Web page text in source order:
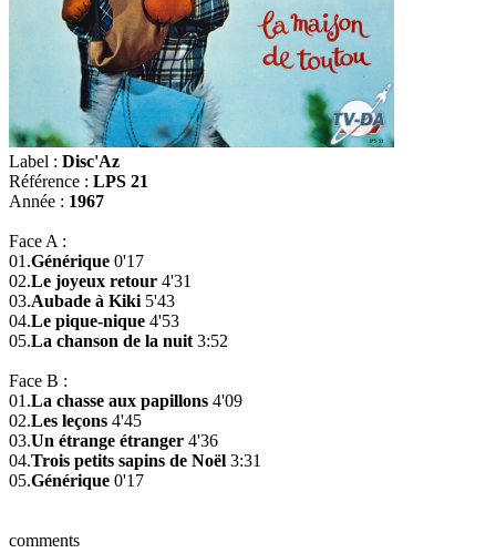
Label : Disc'Az
Référence : LPS 21
Année : 1967
Face A :
01.Générique 0'17
02.Le joyeux retour 4'31
03.Aubade à Kiki 5'43
04.Le pique-nique 4'53
05.La chanson de la nuit 3:52
Face B :
01.La chasse aux papillons 4'09
02.Les leçons 4'45
03.Un étrange étranger 4'36
04.Trois petits sapins de Noël 3:31
05.Générique 0'17
comments